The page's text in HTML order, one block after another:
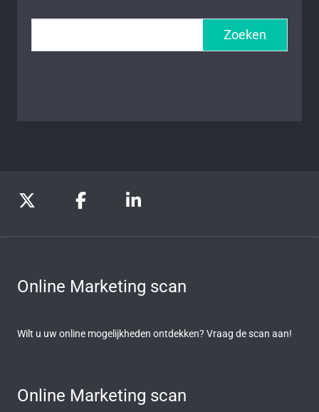
Zoeken
Online Marketing scan
Wilt u uw online mogelijkheden ontdekken? Vraag de scan aan!
Online Marketing scan